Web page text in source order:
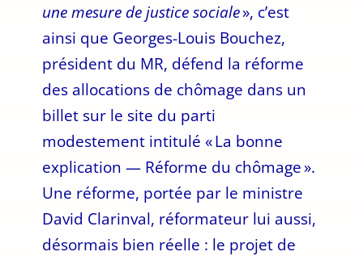
une mesure de justice sociale», c’est
ainsi que Georges-Louis Bouchez,
président du MR, défend la réforme
des allocations de chômage dans un
billet sur le site du parti
modestement intitulé « La bonne
explication — Réforme du chômage ».
Une réforme, portée par le ministre
David Clarinval, réformateur lui aussi,
désormais bien réelle : le projet de